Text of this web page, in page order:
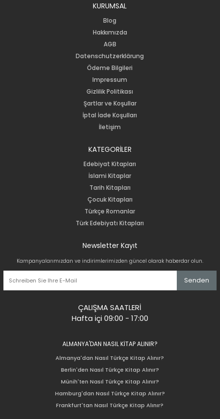
KURUMSAL
Blog
Hakkımızda
AGB
Datenschutzerklärung
Ödeme Bilgileri
Impressum
Gizlilik Politikası
Şartlar ve Koşullar
İptal İade Koşulları
İletişim
KATEGORİLER
Edebiyat Kitapları
İslami Kitaplar
Tarih Kitapları
Çocuk Kitapları
Türkçe Romanlar
Türk Edebiyatı Kitapları
Newsletter Kayıt
Kampanyalarımızdan ve indirimlerimizden güncel olarak haberdar olun.
Senden
ÇALIŞMA SAATLERİ
Hafta içi 09:00 - 17:00
ALMANYA'DAN NASIL KİTAP ALINIR?
Almanya'dan Nasıl Türkçe Kitap Alınır?
Berlin'den Nasıl Türkçe Kitap Alınır?
Münih'ten Nasıl Türkçe Kitap Alınır?
Hamburg'dan Nasıl Türkçe Kitap Alınır?
Frankfurt'tan Nasıl Türkçe Kitap Alınır?